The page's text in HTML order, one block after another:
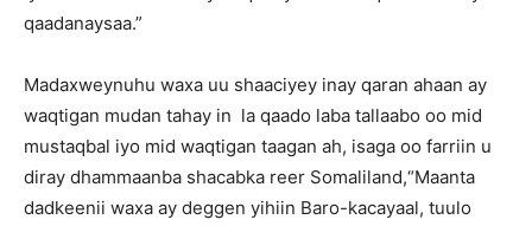
qaadanaysaa.”
Madaxweynuhu waxa uu shaaciyey inay qaran ahaan ay
waqtigan mudan tahay in la qaado laba tallaabo oo mid
mustaqbal iyo mid waqtigan taagan ah, isaga oo farriin u
diray dhammaanba shacabka reer Somaliland,“Maanta
dadkeenii waxa ay deggen yihiin Baro-kacayaal, tuulo